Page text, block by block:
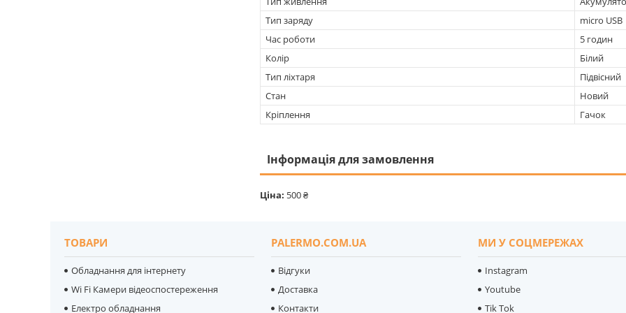
Тип заряду
micro USB
Час роботи
5 годин
Колір
Білий
Тип ліхтаря
Підвісний
Стан
Новий
Кріплення
Гачок
Інформація для замовлення
Ціна: 500 ₴
ТОВАРИ
Обладнання для інтернету
Wi Fi Камери відеоспостереження
Електро обладнання
PALERMO.COM.UA
Відгуки
Доставка
Контакти
МИ У СОЦМЕРЕЖАХ
Instagram
Youtube
Tik Tok